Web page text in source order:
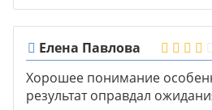
Елена Павлова
Хорошее понимание
результат оправдал